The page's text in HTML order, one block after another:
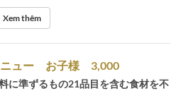
Xem thêm
ニュー お子様 3,000
に準ずるもの21品目を含む食材を不